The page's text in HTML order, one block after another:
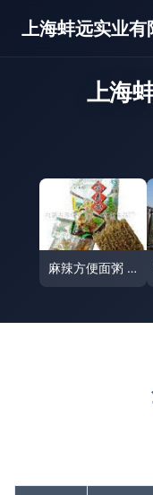
上海蚌远实业有
上海
麻辣方便面粥 内蒙古滋味与创意美食的碰撞